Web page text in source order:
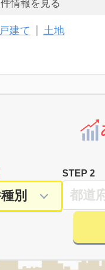
情報を見る
建て 土地
STEP 2